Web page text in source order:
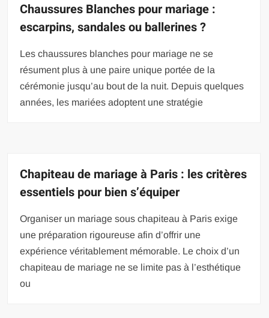
Chaussures Blanches pour mariage :
escarpins, sandales ou ballerines ?
Les chaussures blanches pour mariage ne se
résument plus à une paire unique portée de la
cérémonie jusqu’au bout de la nuit. Depuis quelques
années, les mariées adoptent une stratégie
Chapiteau de mariage à Paris : les critères
essentiels pour bien s’équiper
Organiser un mariage sous chapiteau à Paris exige
une préparation rigoureuse afin d’offrir une
expérience véritablement mémorable. Le choix d’un
chapiteau de mariage ne se limite pas à l’esthétique
ou